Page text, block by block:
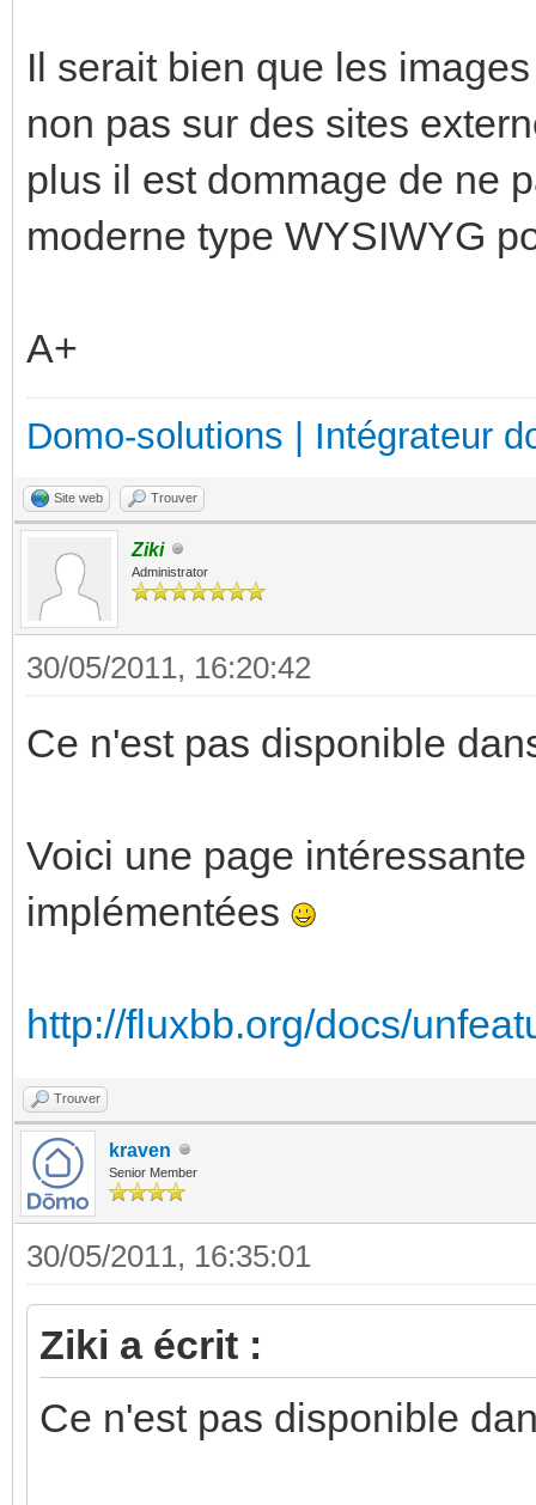
Il serait bien que les
non pas sur des sites
plus il est dommage de ne
moderne type WYSIWYG
A+
Domo-solutions | Intégrateur
Site web Trouver
Ziki
Administrator
30/05/2011, 16:20:42
Ce n'est pas disponible
Voici une page
implémentées
http://fluxbb.org/docs/
Trouver
kraven
Senior Member
30/05/2011, 16:35:01
Ziki a écrit :
Ce n'est pas disponible